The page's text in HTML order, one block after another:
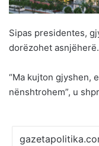
Sipas presidentes,
dorëzohet asnjëherë.
“Ma kujton gjyshen,
nënshtrohem”, u